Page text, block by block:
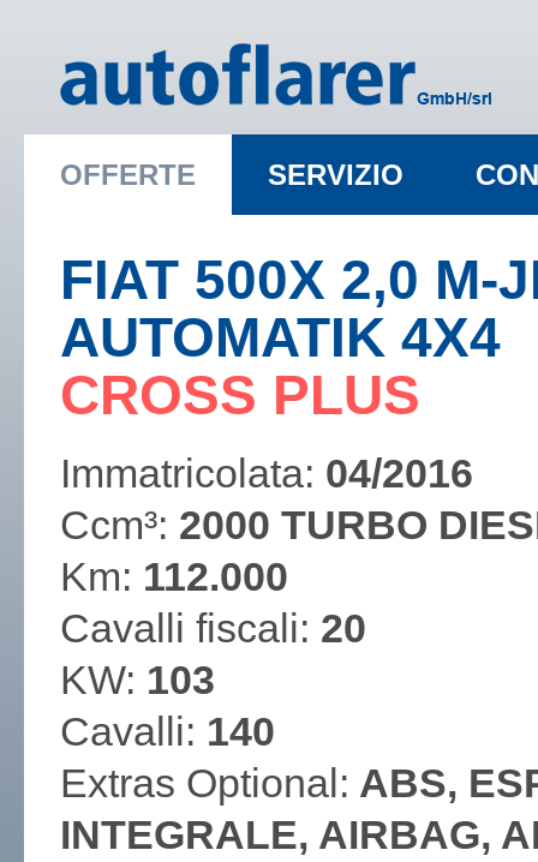
OFFERTE SERVIZIO
FIAT 500X 2,0 M-
AUTOMATIK 4X4
​CROSS PLUS
Immatricolata: 04/2016
Ccm³: 2000 TURBO
Km: 112.000
Cavalli fiscali: 20
KW: 103
Cavalli: 140
Extras Optional: ABS,
INTEGRALE, AIRBAG,